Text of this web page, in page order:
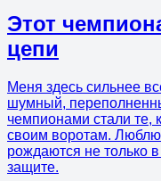
Этот
цепи
Меня здесь сильнее
шумный,
чемпионами стали те,
своим воротам. Люблю
рождаются не только
защите.